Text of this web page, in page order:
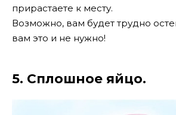
прирастаете к месту.
Возможно, вам будет трудно
вам это и не нужно!
5. Сплошное яйцо.